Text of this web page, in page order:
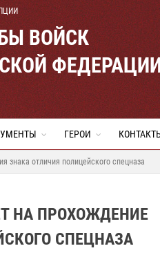
ВОЙСК
ГЕРОИ
знака отличия полицейского спецназа
НА ПРОХОЖДЕНИЕ
СПЕЦНАЗА